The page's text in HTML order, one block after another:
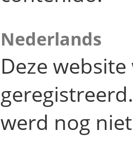
Nederlands
Deze
werd nog